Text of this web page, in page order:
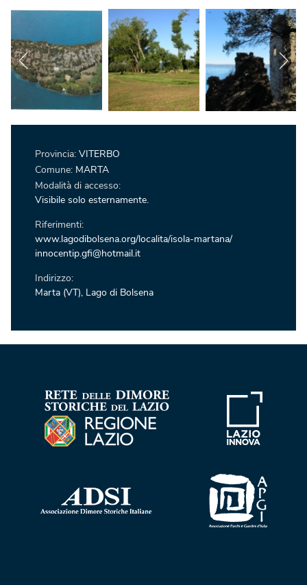
Provincia: VITERBO
Comune: MARTA
Modalità di accesso:
Visibile solo esternamente.
Riferimenti:
www.lagodibolsena.org/localita/isola-martana/
innocentip.gfi@hotmail.it
Indirizzo:
Marta (VT), Lago di Bolsena